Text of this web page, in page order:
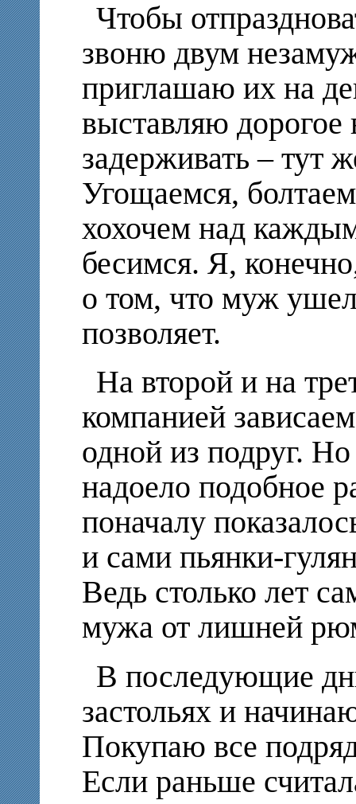
Чтобы
звоню двум
приглашаю их на
выставляю
задерживать – тут
Угощаемся,
хохочем над
бесимся. Я,
о том, что муж
позволяет.
На второй и на
компанией
одной из подруг.
надоело подобное
поначалу
и сами пьянки-
Ведь столько лет
мужа от лишней
В последующие
застольях и
Покупаю все
Если раньше счита